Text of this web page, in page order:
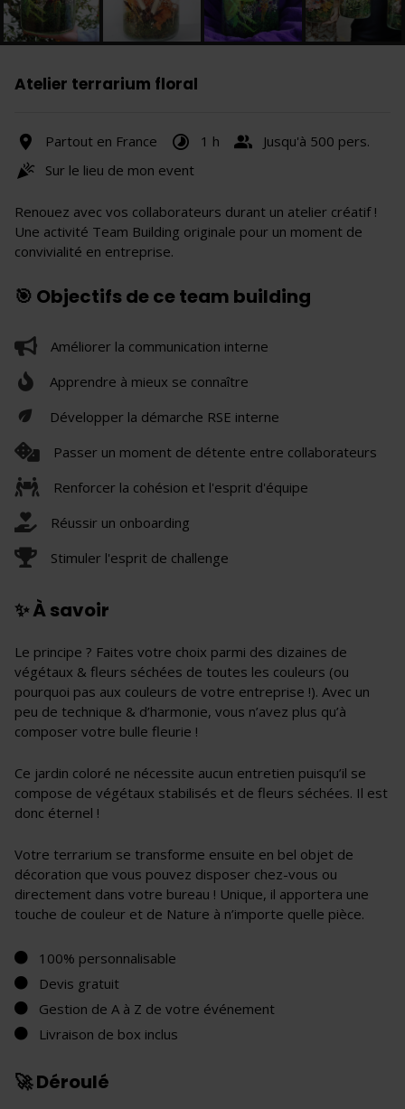
Atelier terrarium floral
Partout en France 1 h
Jusqu'à 500 pers.
Sur le lieu de mon event
Renouez avec vos collaborateurs durant un atelier créatif !
Une activité Team Building originale pour un moment de
convivialité en entreprise.
🎯 Objectifs de ce team building
Améliorer la communication interne
Apprendre à mieux se connaître
Développer la démarche RSE interne
Passer un moment de détente entre collaborateurs
Renforcer la cohésion et l'esprit d'équipe
Réussir un onboarding
Stimuler l'esprit de challenge
✨ À savoir
Le principe ? Faites votre choix parmi des dizaines de
végétaux & fleurs séchées de toutes les couleurs (ou
pourquoi pas aux couleurs de votre entreprise !). Avec un
peu de technique & d’harmonie, vous n’avez plus qu’à
composer votre bulle fleurie !
Ce jardin coloré ne nécessite aucun entretien puisqu’il se
compose de végétaux stabilisés et de fleurs séchées. Il est
donc éternel !
Votre terrarium se transforme ensuite en bel objet de
décoration que vous pouvez disposer chez-vous ou
directement dans votre bureau ! Unique, il apportera une
touche de couleur et de Nature à n’importe quelle pièce.
100% personnalisable
Devis gratuit
Gestion de A à Z de votre événement
Livraison de box inclus
🚀 Déroulé